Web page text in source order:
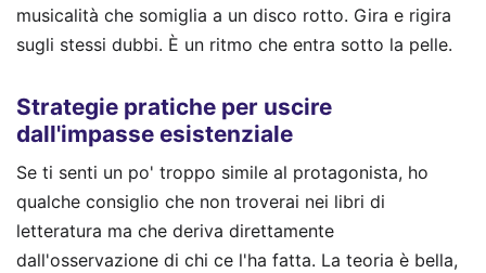
musicalità che somiglia a un disco rotto. Gira e rigira
sugli stessi dubbi. È un ritmo che entra sotto la pelle.
Strategie pratiche per uscire
dall'impasse esistenziale
Se ti senti un po' troppo simile al protagonista, ho
qualche consiglio che non troverai nei libri di
letteratura ma che deriva direttamente
dall'osservazione di chi ce l'ha fatta. La teoria è bella,